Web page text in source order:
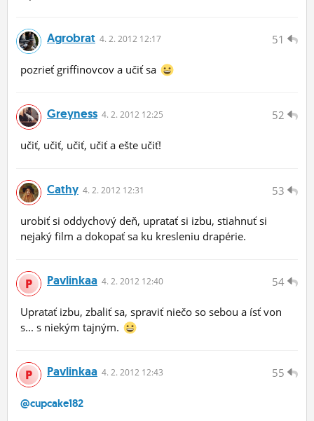
51
Agrobrat 4. 2. 2012 12:17
pozrieť griffinovcov a učiť sa
52
Greyness 4. 2. 2012 12:25
učiť, učiť, učiť, učiť a ešte učiť!
53
Cathy 4. 2. 2012 12:31
urobiť si oddychový deň, upratať si izbu, stiahnuť si
nejaký film a dokopať sa ku kresleniu drapérie.
54
Pavlinkaa 4. 2. 2012 12:40
Upratať izbu, zbaliť sa, spraviť niečo so sebou a ísť von
s... s niekým tajným.
55
Pavlinkaa 4. 2. 2012 12:43
@cupcake182